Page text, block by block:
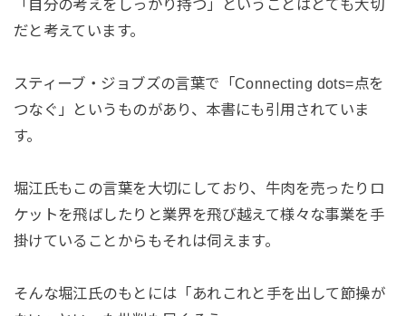
「自分の考えをしっかり持つ」ということはとても大切
だと考えています。
スティーブ・ジョブズの言葉で「Connecting dots=点を
つなぐ」というものがあり、本書にも引用されていま
す。
堀江氏もこの言葉を大切にしており、牛肉を売ったりロ
ケットを飛ばしたりと業界を飛び越えて様々な事業を手
掛けていることからもそれは伺えます。
そんな堀江氏のもとには「あれこれと手を出して節操が